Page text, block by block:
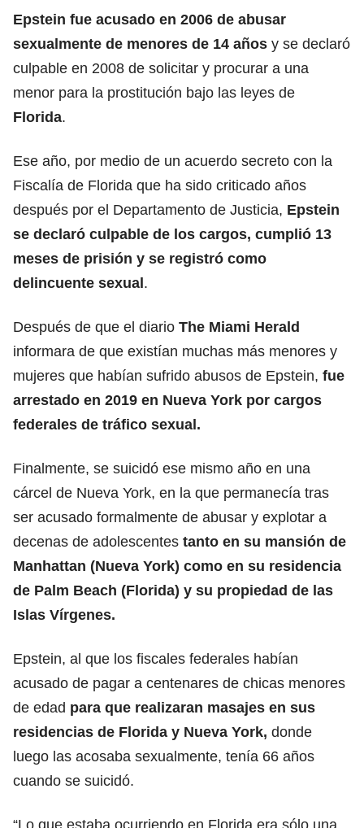
Epstein fue acusado en 2006 de abusar
sexualmente de menores de 14 años y se declaró
culpable en 2008 de solicitar y procurar a una
menor para la prostitución bajo las leyes de
Florida.
Ese año, por medio de un acuerdo secreto con la
Fiscalía de Florida que ha sido criticado años
después por el Departamento de Justicia, Epstein
se declaró culpable de los cargos, cumplió 13
meses de prisión y se registró como
delincuente sexual.
Después de que el diario The Miami Herald
informara de que existían muchas más menores y
mujeres que habían sufrido abusos de Epstein, fue
arrestado en 2019 en Nueva York por cargos
federales de tráfico sexual.
Finalmente, se suicidó ese mismo año en una
cárcel de Nueva York, en la que permanecía tras
ser acusado formalmente de abusar y explotar a
decenas de adolescentes tanto en su mansión de
Manhattan (Nueva York) como en su residencia
de Palm Beach (Florida) y su propiedad de las
Islas Vírgenes.
Epstein, al que los fiscales federales habían
acusado de pagar a centenares de chicas menores
de edad para que realizaran masajes en sus
residencias de Florida y Nueva York, donde
luego las acosaba sexualmente, tenía 66 años
cuando se suicidó.
“Lo que estaba ocurriendo en Florida era sólo una